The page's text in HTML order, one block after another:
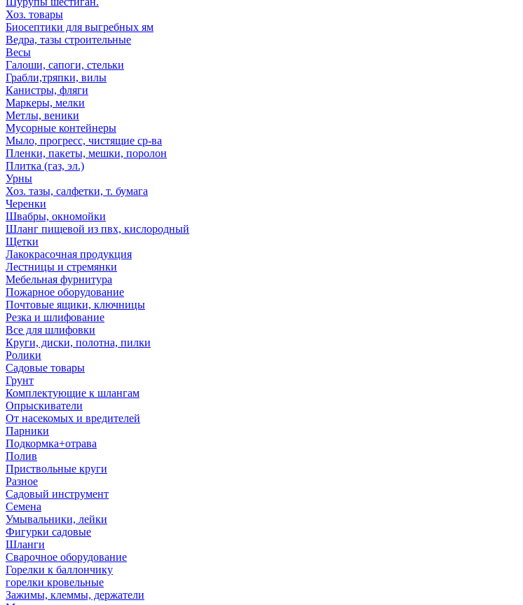
Хоз. товары
Биосептики для выгребных ям
Ведра, тазы строительные
Весы
Галоши, сапоги, стельки
Грабли,тряпки, вилы
Канистры, фляги
Маркеры, мелки
Метлы, веники
Мусорные контейнеры
Мыло, прогресс, чистящие ср-ва
Пленки, пакеты, мешки, поролон
Плитка (газ, эл.)
Урны
Хоз. тазы, салфетки, т. бумага
Черенки
Швабры, окномойки
Шланг пищевой из пвх, кислородный
Щетки
Лакокрасочная продукция
Лестницы и стремянки
Мебельная фурнитура
Пожарное оборудование
Почтовые ящики, ключницы
Резка и шлифование
Все для шлифовки
Круги, диски, полотна, пилки
Ролики
Садовые товары
Грунт
Комплектующие к шлангам
Опрыскиватели
От насекомых и вредителей
Парники
Подкормка+отрава
Полив
Приствольные круги
Разное
Садовый инструмент
Семена
Умывальники, лейки
Фигурки садовые
Шланги
Сварочное оборудование
Горелки к баллончику
горелки кровельные
Зажимы, клеммы, держатели